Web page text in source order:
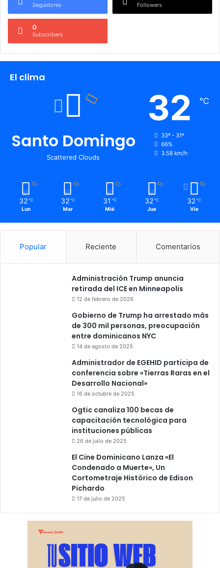
Seguidores Followers
0
Subscribers
El clima
Santo Domingo
Scattered Clouds
32 ℃
33º - 31º
66%
3.58 km/h
32 ℃
Lun
32 ℃
Mar
31 ℃
Mié
32 ℃
Jue
32 ℃
Vie
Popular Reciente Comentarios
Administración Trump anuncia
retirada del ICE en Minneapolis
12 de febrero de 2026
Gobierno de Trump ha arrestado más
de 300 mil personas, preocupación
entre dominicanos NYC
14 de agosto de 2025
Administrador de EGEHID participa de
conferencia sobre «Tierras Raras en el
Desarrollo Nacional»
16 de octubre de 2025
Ogtic canaliza 100 becas de
capacitación tecnológica para
instituciones públicas
26 de julio de 2025
El Cine Dominicano Lanza «El
Condenado a Muerte», Un
Cortometraje Histórico de Edison
Pichardo
17 de julio de 2025